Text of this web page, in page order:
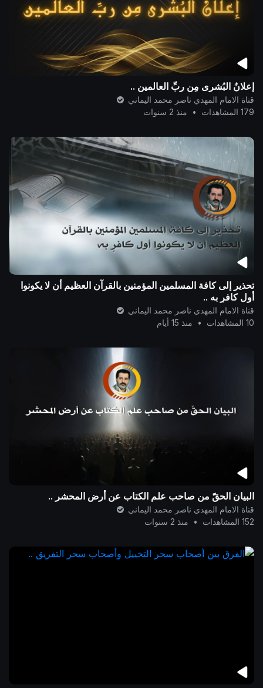
قناة الامام المهدي ناصر محمد اليماني
179 المشاهدات
• منذ 2 سنوات
تحذير إلى كافة المسلمين المؤمنين بالقرآن العظيم أن لا يكونوا
أول كافرٍ به ..
قناة الامام المهدي ناصر محمد اليماني
10 المشاهدات
• منذ 15 أيام
البيان الحقّ من صاحب علم الكتاب عن أرض المحشر ..
قناة الامام المهدي ناصر محمد اليماني
152 المشاهدات
• منذ 2 سنوات